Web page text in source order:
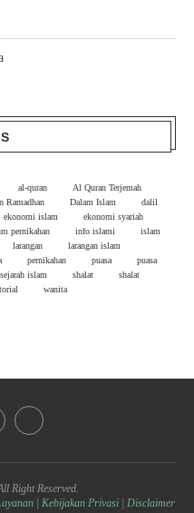
al-quran
Al Quran Terjemah
Ramadhan Dalam Islam
dalil
ekonomi islam
ekonomi syariah
pernikahan info islami
islam
larangan
larangan islam
pernikahan puasa
puasa
sejarah islam shalat
shalat
wanita
Right Reserved.
| Kebijakan Privasi| Disclaimer